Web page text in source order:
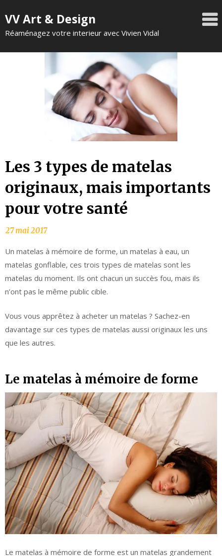
VV Art & Design
Réaménagez votre interieur avec Vivien Vidal
Les 3 types de matelas
originaux, mais importants
pour votre santé
Un matelas à mémoire de forme, un matelas à eau, un
matelas gonflable, ces trois types de matelas sont les
matelas du moment. Ils ont chacun un succès fou, mais ils
n’ont pas le même public cible.
Vous vous apprêtez à acheter un matelas ? Sachez-en
davantage sur ces types de matelas aussi originaux les uns
que les autres.
Le matelas à mémoire de forme
Le matelas à mémoire de forme est un matelas grandement